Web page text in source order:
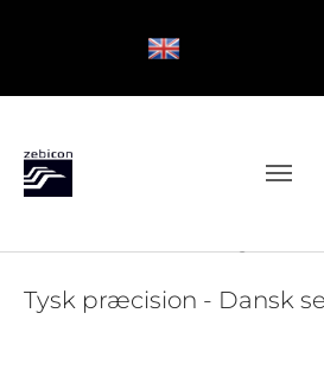
Tysk præcision - Dansk